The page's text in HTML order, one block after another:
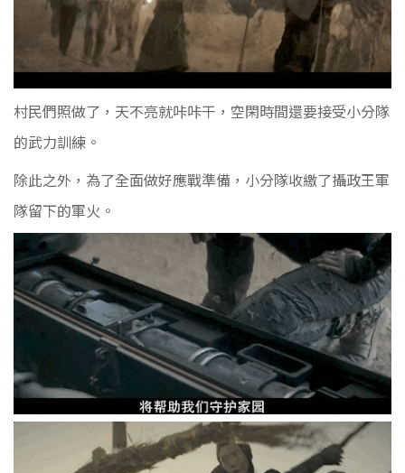
村民們照做了，天不亮就咔咔干，空閑時間還要接受小分隊
的武力訓練。
除此之外，為了全面做好應戰準備，小分隊收繳了攝政王軍
隊留下的軍火。